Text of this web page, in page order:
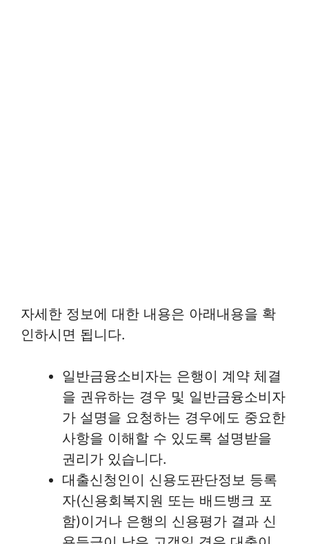
자세한 정보에 대한 내용은 아래내용을 확
인하시면 됩니다.
일반금융소비자는 은행이 계약 체결
을 권유하는 경우 및 일반금융소비자
가 설명을 요청하는 경우에도 중요한
사항을 이해할 수 있도록 설명받을
권리가 있습니다.
대출신청인이 신용도판단정보 등록
자(신용회복지원 또는 배드뱅크 포
함)이거나 은행의 신용평가 결과 신